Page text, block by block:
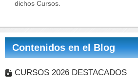
dichos Cursos.
Contenidos en el Blog
CURSOS 2026 DESTACADOS